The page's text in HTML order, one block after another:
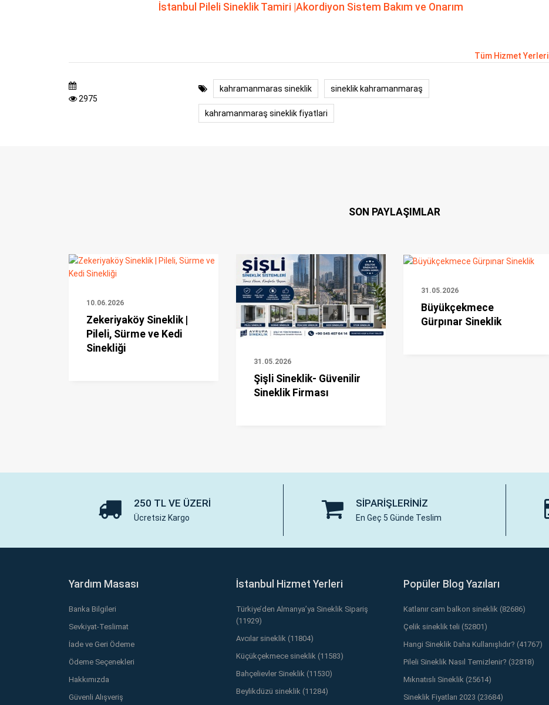
İstanbul Pileli Sineklik Tamiri |Akordiyon Sistem Bakım ve Onarım
Tüm Hizmet Yerleri
2975
kahramanmaras sineklik sineklik kahramanmaraş
kahramanmaraş sineklik fiyatlari
SON PAYLAŞIMLAR
10.06.2026
Zekeriyaköy Sineklik |
Pileli, Sürme ve Kedi
Sinekliği
31.05.2026
Şişli Sineklik- Güvenilir
Sineklik Firması
31.05.2026
Büyükçekmece
Gürpınar Sineklik
250 TL VE ÜZERI
Ücretsiz Kargo
SIPARIŞLERINIZ
En Geç 5 Günde Teslim
Yardım Masası
Banka Bilgileri
Sevkiyat-Teslimat
İade ve Geri Ödeme
Ödeme Seçenekleri
Hakkımızda
Güvenli Alışveriş
İstanbul Hizmet Yerleri
Türkiye’den Almanya’ya Sineklik Sipariş
(11929)
Avcılar sineklik (11804)
Küçükçekmece sineklik (11583)
Bahçelievler Sineklik (11530)
Beylikdüzü sineklik (11284)
Popüler Blog Yazıları
Katlanır cam balkon sineklik (82686)
Çelik sineklik teli (52801)
Hangi Sineklik Daha Kullanışlıdır? (41767)
Pileli Sineklik Nasıl Temizlenir? (32818)
Mıknatıslı Sineklik (25614)
Sineklik Fiyatları 2023 (23684)